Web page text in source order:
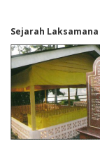
Sejarah